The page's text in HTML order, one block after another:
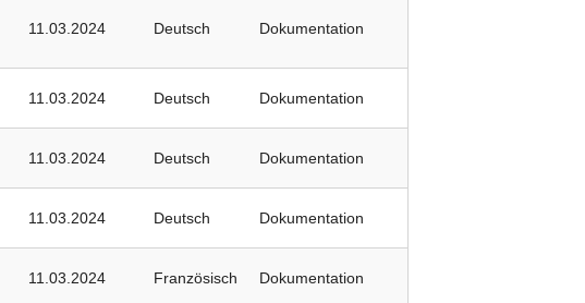
11.03.2024 Deutsch Dokumentation
11.03.2024 Deutsch Dokumentation
11.03.2024 Deutsch Dokumentation
11.03.2024 Deutsch Dokumentation
11.03.2024 Französisch Dokumentation